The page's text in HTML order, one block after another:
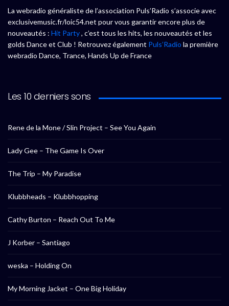
La webradio généraliste de l’association Puls’Radio s’associe avec
exclusivemusic.fr/loic54.net pour vous garantir encore plus de
nouveautés : Hit Party, c’est tous les hits, les nouveautés et les
golds Dance et Club ! Retrouvez également Puls’Radio la première
webradio Dance, Trance, Hands Up de France
Les 10 derniers sons
Rene de la Mone / Slin Project – See You Again
Lady Gee – The Game Is Over
The Trip – My Paradise
Klubbheads – Klubbhopping
Cathy Burton – Reach Out To Me
J Korber – Santiago
weska – Holding On
My Morning Jacket – One Big Holiday